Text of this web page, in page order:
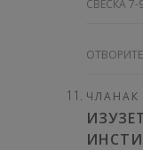
СВЕСКА 7-
ОТВОРИТЕ
ЧЛАНАК